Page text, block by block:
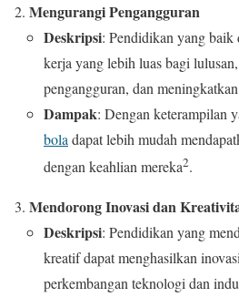
Mengurangi Pengangguran
Deskripsi: Pendidikan yang baik
kerja yang lebih luas bagi
pengangguran, dan
Dampak: Dengan keterampilan
bola dapat lebih mudah
dengan keahlian mereka2.
Mendorong Inovasi dan
Deskripsi: Pendidikan yang
kreatif dapat menghasilkan
perkembangan teknologi dan